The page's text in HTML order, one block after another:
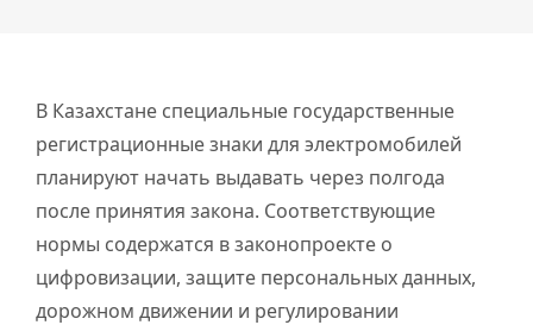
В Казахстане специальные государственные
регистрационные знаки для электромобилей
планируют начать выдавать через полгода
после принятия закона. Соответствующие
нормы содержатся в законопроекте о
цифровизации, защите персональных данных,
дорожном движении и регулировании